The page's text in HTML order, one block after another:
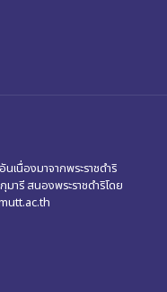
เนื่องมาจากพระราชดำริ
ารี สนองพระราชดำริโดย